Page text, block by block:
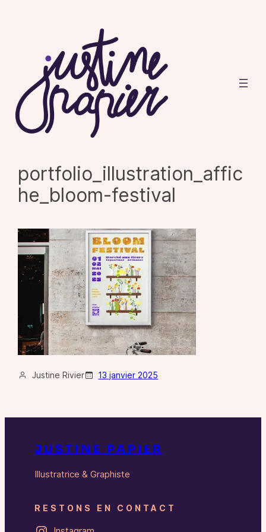
portfolio_illustration_affic
he_bloom-festival
Justine Rivier 13 janvier 2025
JUSTINE PAPIER
Illustratrice & Graphiste
RESTONS EN CONTACT